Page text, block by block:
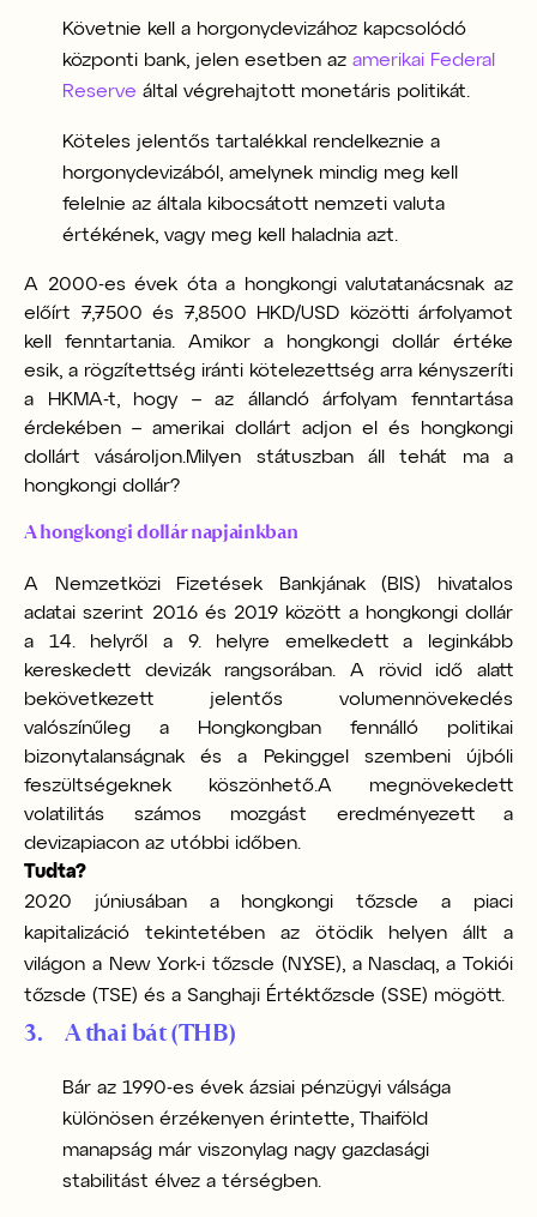
Követnie kell a horgonydevizához kapcsolódó
központi bank, jelen esetben az amerikai Federal
Reserve által végrehajtott monetáris politikát.
Köteles jelentős tartalékkal rendelkeznie a
horgonydevizából, amelynek mindig meg kell
felelnie az általa kibocsátott nemzeti valuta
értékének, vagy meg kell haladnia azt.
A 2000-es évek óta a hongkongi valutatanácsnak az
előírt 7,7500 és 7,8500 HKD/USD közötti árfolyamot
kell fenntartania. Amikor a hongkongi dollár értéke
esik, a rögzítettség iránti kötelezettség arra kényszeríti
a HKMA-t, hogy – az állandó árfolyam fenntartása
érdekében – amerikai dollárt adjon el és hongkongi
dollárt vásároljon. Milyen státuszban áll tehát ma a
hongkongi dollár?
A hongkongi dollár napjainkban
A Nemzetközi Fizetések Bankjának (BIS) hivatalos
adatai szerint 2016 és 2019 között a hongkongi dollár
a 14. helyről a 9. helyre emelkedett a leginkább
kereskedett devizák rangsorában. A rövid idő alatt
bekövetkezett jelentős volumennövekedés
valószínűleg a Hongkongban fennálló politikai
bizonytalanságnak és a Pekinggel szembeni újbóli
feszültségeknek köszönhető. A megnövekedett
volatilitás számos mozgást eredményezett a
devizapiacon az utóbbi időben.
Tudta?
2020 júniusában a hongkongi tőzsde a piaci
kapitalizáció tekintetében az ötödik helyen állt a
világon a New York-i tőzsde (NYSE), a Nasdaq, a Tokiói
tőzsde (TSE) és a Sanghaji Értéktőzsde (SSE) mögött.
3. A thai bát (THB)
Bár az 1990-es évek ázsiai pénzügyi válsága
különösen érzékenyen érintette, Thaiföld
manapság már viszonylag nagy gazdasági
stabilitást élvez a térségben.